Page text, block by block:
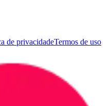
de privacidadeTermos de uso